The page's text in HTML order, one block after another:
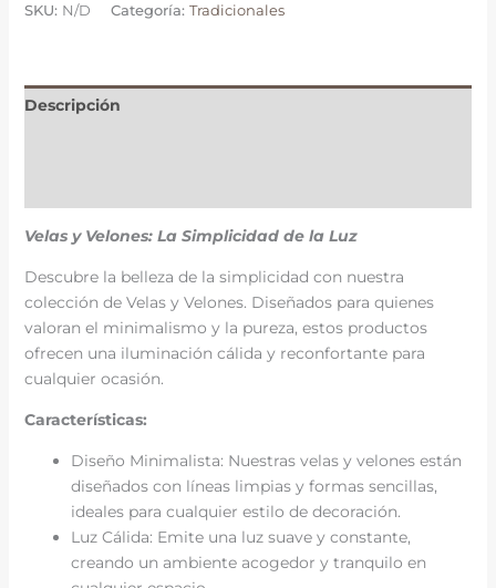
SKU: N/D Categoría: Tradicionales
Descripción
Velas y Velones: La Simplicidad de la Luz
Descubre la belleza de la simplicidad con nuestra
colección de Velas y Velones. Diseñados para quienes
valoran el minimalismo y la pureza, estos productos
ofrecen una iluminación cálida y reconfortante para
cualquier ocasión.
Características:
Diseño Minimalista: Nuestras velas y velones están
diseñados con líneas limpias y formas sencillas,
ideales para cualquier estilo de decoración.
Luz Cálida: Emite una luz suave y constante,
creando un ambiente acogedor y tranquilo en